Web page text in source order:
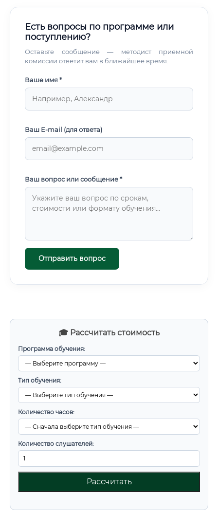
🎓 Рассчитать стоимость
Программа обучения:
Тип обучения:
Количество часов:
Количество слушателей:
Рассчитать
Есть вопросы по программе или
поступлению?
Оставьте сообщение — методист приемной
комиссии ответит вам в ближайшее время.
Ваше имя *
Ваш E-mail (для ответа)
Ваш вопрос или сообщение *
Отправить вопрос